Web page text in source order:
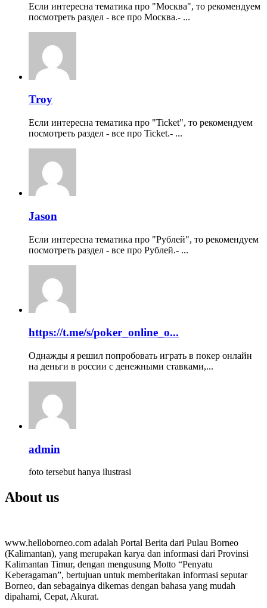
Если интересна тематика про "Москва", то рекомендуем
посмотреть раздел - все про Москва.- ...
Troy
Если интересна тематика про "Ticket", то рекомендуем
посмотреть раздел - все про Ticket.- ...
Jason
Если интересна тематика про "Рублей", то рекомендуем
посмотреть раздел - все про Рублей.- ...
https://t.me/s/poker_online_o...
Однажды я решил попробовать играть в покер онлайн
на деньги в россии с денежными ставками,...
admin
foto tersebut hanya ilustrasi
About us
www.helloborneo.com adalah Portal Berita dari Pulau Borneo
(Kalimantan), yang merupakan karya dan informasi dari Provinsi
Kalimantan Timur, dengan mengusung Motto “Penyatu
Keberagaman”, bertujuan untuk memberitakan informasi seputar
Borneo, dan sebagainya dikemas dengan bahasa yang mudah
dipahami, Cepat, Akurat.